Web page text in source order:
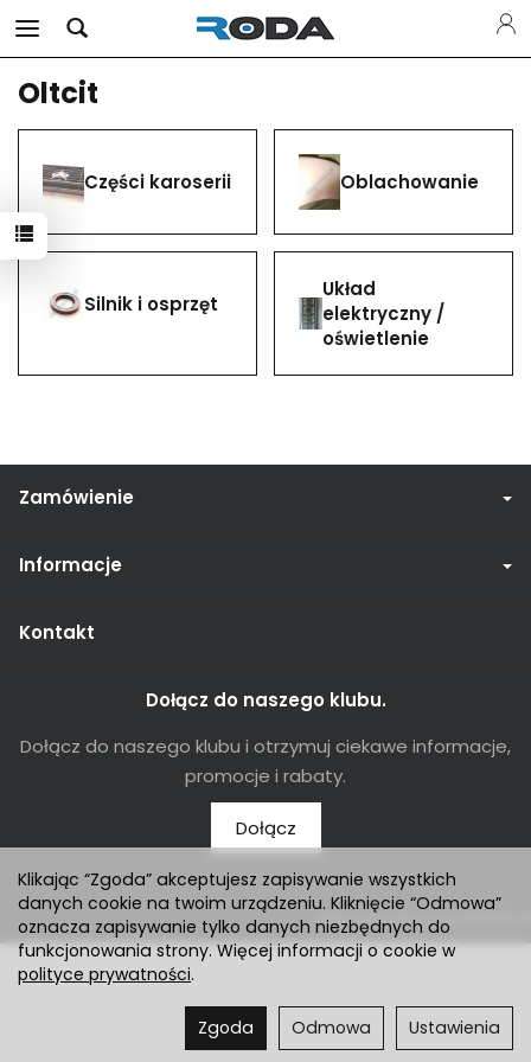
Oltcit
Części karoserii Oblachowanie
Silnik i osprzęt
Układ
elektryczny /
oświetlenie
Zamówienie
Informacje
Kontakt
Dołącz do naszego klubu.
Dołącz do naszego klubu i otrzymuj ciekawe informacje,
promocje i rabaty.
Dołącz
Sklep internetowy SOTESHOP AI
Klikając “Zgoda” akceptujesz zapisywanie wszystkich
danych cookie na twoim urządzeniu. Kliknięcie “Odmowa”
oznacza zapisywanie tylko danych niezbędnych do
funkcjonowania strony. Więcej informacji o cookie w
polityce prywatności.
Ustawienia
Odmowa
Zgoda